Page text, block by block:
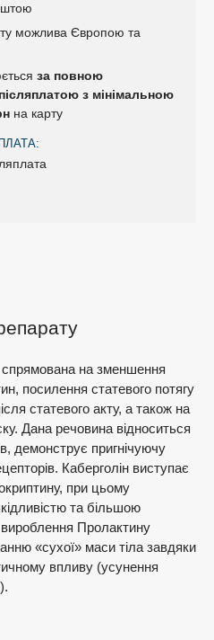
можлива Європою та
за повною
з мінімальною
на карту
спрямована на зменшення
посилення статевого потягу
статевого акту, а також на
Дана речовина відноситься
демонструє пригнічуючу
Каберголін виступає
при цьому
та більшою
Пролактину
«сухої» маси тіла завдяки
впливу (усунення